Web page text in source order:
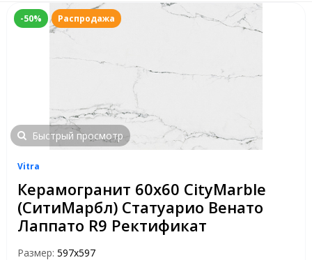
-50% Распродажа
Быстрый просмотр
Vitra
Керамогранит 60х60 CityMarble
(СитиМарбл) Статуарио Венато
Лаппато R9 Ректификат
Размер: 597х597